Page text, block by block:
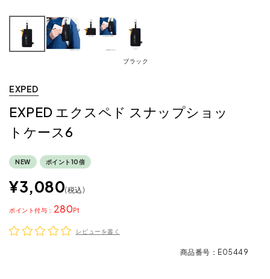
ブラック
EXPED
EXPED エクスペド スナップショッ
トケース6
NEW ポイント10倍
¥3,080 税込
280
ポイント
レビューを書く
商品番号 E05449